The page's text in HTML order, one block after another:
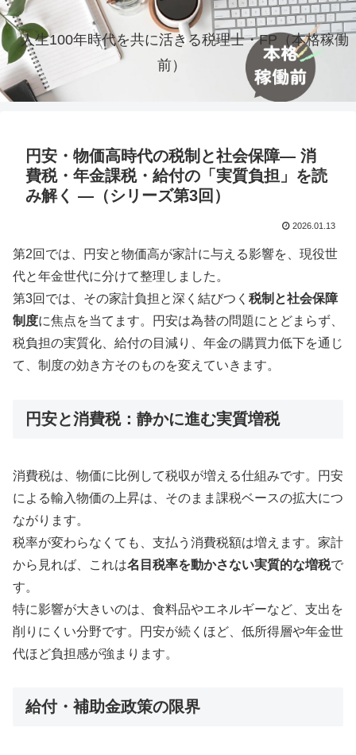
人生100年時代を共に活きる税理士・FP（本格稼働
前）
円安・物価高時代の税制と社会保障― 消
費税・年金課税・給付の「実質負担」を読
み解く ―（シリーズ第3回）
2026.01.13
第2回では、円安と物価高が家計に与える影響を、現役世
代と年金世代に分けて整理しました。
第3回では、その家計負担と深く結びつく 税制と社会保障
制度に焦点を当てます。円安は為替の問題にとどまらず、
税負担の実質化、給付の目減り、年金の購買力低下を通じ
て、制度の効き方そのものを変えていきます。
円安と消費税：静かに進む実質増税
消費税は、物価に比例して税収が増える仕組みです。円安
による輸入物価の上昇は、そのまま課税ベースの拡大につ
ながります。
税率が変わらなくても、支払う消費税額は増えます。家計
から見れば、これは名目税率を動かさない実質的な増税で
す。
特に影響が大きいのは、食料品やエネルギーなど、支出を
削りにくい分野です。円安が続くほど、低所得層や年金世
代ほど負担感が強まります。
給付・補助金政策の限界